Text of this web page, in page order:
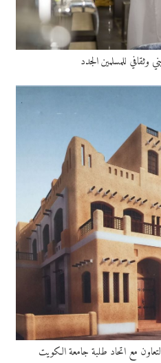
للمسلمين الجدد